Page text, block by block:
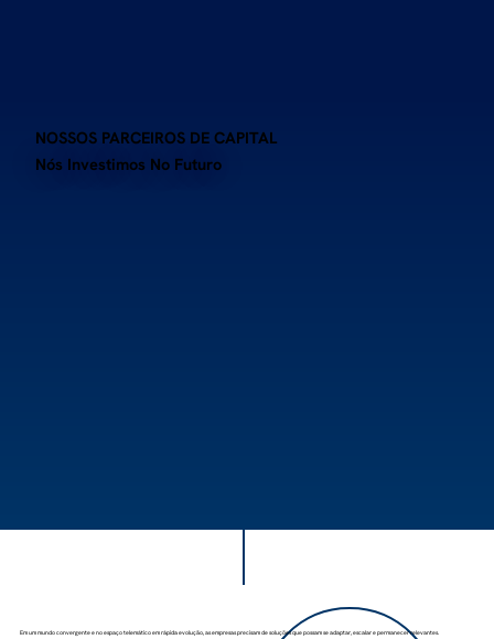
NOSSOS PARCEIROS DE CAPITAL
Nós Investimos No Futuro
Em um mundo convergente e no espaço telemático em rápida evolução, as empresas precisam de soluções que possam se adaptar, escalar e permanecer relevantes.